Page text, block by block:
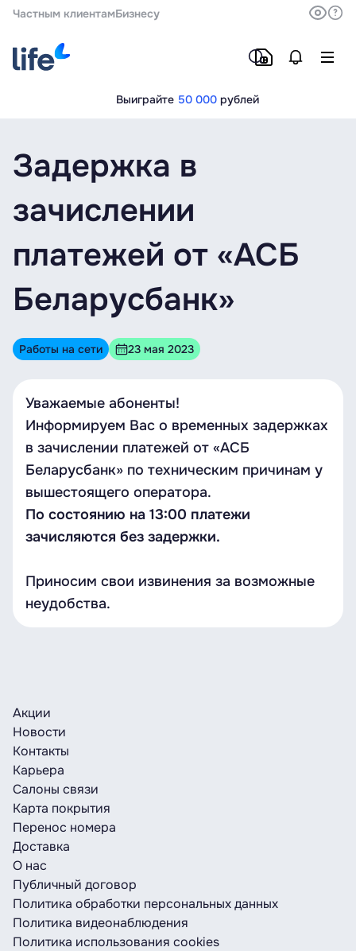
Частным клиентамБизнесу
Выиграйте 50 000 рублей
Задержка в
зачислении
платежей от «АСБ
Беларусбанк»
Работы на сети 23 мая 2023
Уважаемые абоненты!
Информируем Вас о временных задержках
в зачислении платежей от «АСБ
Беларусбанк» по техническим причинам у
вышестоящего оператора.
По состоянию на 13:00 платежи
зачисляются без задержки.
Приносим свои извинения за возможные
неудобства.
Акции
Новости
Контакты
Карьера
Салоны связи
Карта покрытия
Перенос номера
Доставка
О нас
Публичный договор
Политика обработки персональных данных
Политика видеонаблюдения
Политика использования cookies